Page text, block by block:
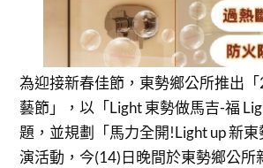
為迎接新春佳節，東勢鄉公所推出
藝節」，以「Light 東勢做馬吉-福
題，並規劃「馬力全開!Light up 新
演活動，今(14)日晚間於東勢鄉公所